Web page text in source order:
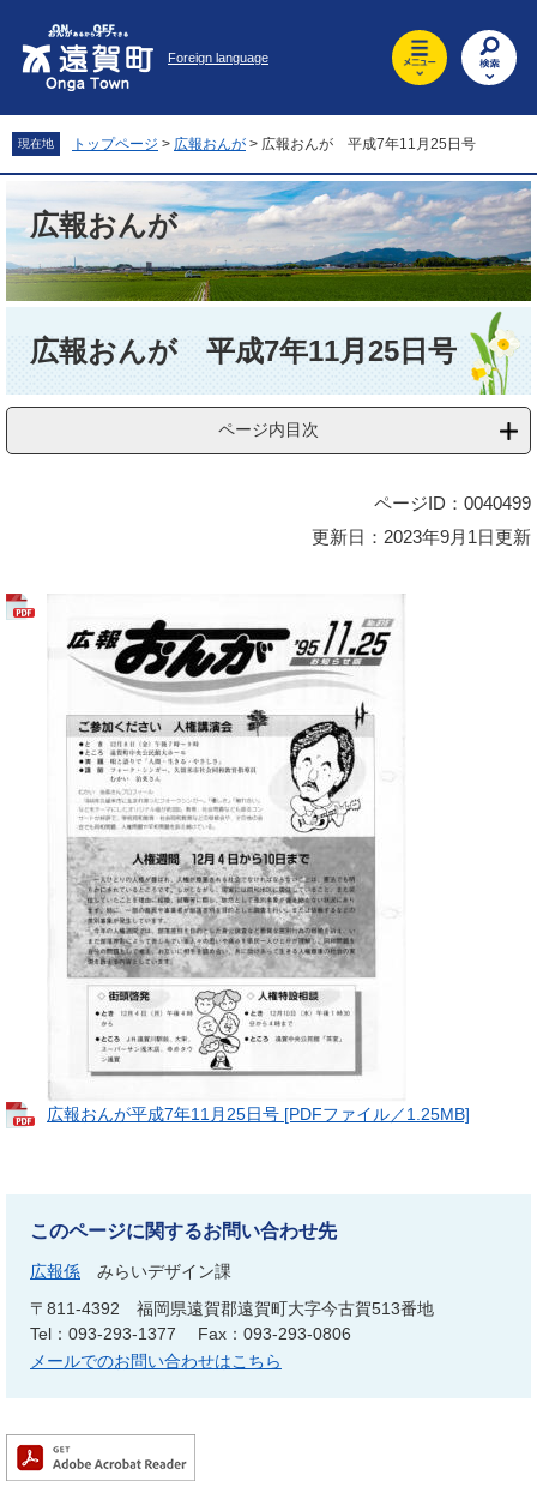
先
頭
を
飛
文
へ
Foreign language
現在地 トップページ > 広報おんが > 広報おんが 平成7年11月25日号
広報おんが
広報おんが 平成7年11月25日号
ページ内目次
ページID：0040499
更新日：2023年9月1日更新
広報おんが平成7年11月25日号 [PDFファイル／1.25MB]
このページに関するお問い合わせ先
広報係
みらいデザイン課
〒811-4392
福岡県遠賀郡遠賀町大字今古賀513番地
Tel：093-293-1377
Fax：093-293-0806
メールでのお問い合わせはこちら